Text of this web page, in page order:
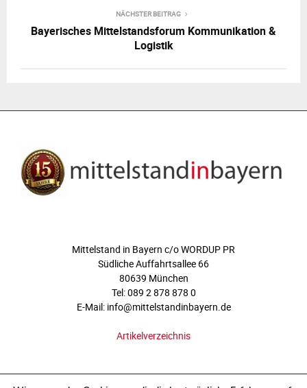
NÄCHSTER BEITRAG
Bayerisches Mittelstandsforum Kommunikation &
Logistik
Mittelstand in Bayern c/o WORDUP PR
Südliche Auffahrtsallee 66
80639 München
Tel: 089 2 878 878 0
E-Mail: info@mittelstandinbayern.de
Artikelverzeichnis